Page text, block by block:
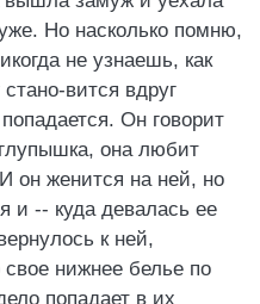
Но насколько помню,
не узнаешь, как
вится вдруг
Он говорит
она любит
он женится на ней, но
и -- куда девалась ее
к ней,
свое нижнее белье по
попадает в их